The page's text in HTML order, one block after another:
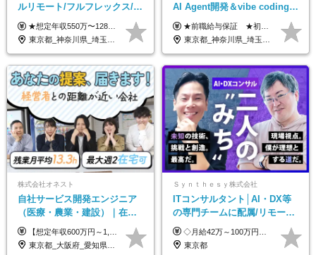
ルリモート/フルフレックス/残
業基本なし/全国からの応募
OK/特別休暇あり
★想定年収550万〜1289万円 ■契約社員 月給45.8万〜71.6万円 ★想定年収688万〜1611万円 ■正社員 月給57.3万〜89.5万円 ※給与は経験・スキルを考慮の上、決定します。 ※試用期間3ヶ月（その間の給与・待遇に差異はありません）期間は短縮の可能性あり ※残業代は別途全額支給します 【★評価について★】 弊社では、1〜7の7段階からなる等級制を導入しています。 【★昇給の仕組み★】 等級が1段階上がるごとに、基本給の25％に相当する額が昇給されます。 評価は年2回実施されるため、年に2回の昇給チャンスがあります。 頑張りが正当に評価される、透明性の高い制度です。
東京都_神奈川県_埼玉県_千葉県_大阪府_愛知県_北海道_青森県_岩手県_宮城県_秋田県_山形県_福島県_茨城県_栃木県_群馬県_新潟県_山梨県_長野県_富山県_石川県_福井県_静岡県_岐阜県_三重県_兵庫県_京都府_滋賀県_奈良県_和歌山県_広島県_岡山県_鳥取県_島根県_山口県_徳島県_香川県_愛媛県_高知県_福岡県_熊本県_佐賀県_長崎県_大分県_宮崎県_鹿児島県_沖縄県
AI Agent開発＆vibe coding｜
AIエンジニアチームをリード
★前職給与保証 ★初年度年収700～800万円も可能 月給50万円～90万円＋賞与年2回＋各種手当 ◎スキルや経験などを考慮。前職から給与アップをお約束します！ ◎上記月給には固定残業代30時間分(95000円～)を含みます。超過した場合は追加支給します ◎試用期間は6ヵ月あり。その間の給与・待遇に差異はありません
東京都_神奈川県_埼玉県_千葉県_大阪府_愛知県_北海道_青森県_岩手県_宮城県_秋田県_山形県_福島県_茨城県_栃木県_群馬県_新潟県_山梨県_長野県_富山県_石川県_福井県_静岡県_岐阜県_三重県_兵庫県_京都府_滋賀県_奈良県_和歌山県_広島県_岡山県_鳥取県_島根県_山口県_徳島県_香川県_愛媛県_高知県_福岡県_熊本県_佐賀県_長崎県_大分県_宮崎県_鹿児島県_沖縄県
株式会社オネスト
自社サービス開発エンジニア
（医療・農業・建設）｜在宅
あり｜残業月平均13.3h｜年収
1000万可｜賞与年2回
【想定年収600万円～1,300万円】 ★賞与年2回＋勤務地手当＋残業手当（年平均残業時間にて算出）を含む ※基本給＋勤務地手当＋役職手当 ※勤務地手当：結婚の有無に関係なく、物価などの違いを考慮して全社員に支給されます 月給40万円～89万円 ＜各種手当＞ ■勤務地手当（東京2万円／月、大阪1万円／月、名古屋5000円／月） ■通勤手当（月額5万円まで） ■扶養手当（6,000円／扶養親族一人） ■役職手当（8,000円～15万円） ※残業代は1分単位で全額支給します ※経験やスキルを考慮し、当社規定により給与を決定します ※執行役員は年俸制となる場合があります
東京都_大阪府_愛知県_福岡県
Ｓｙｎｔｈｅｓｙ株式会社
ITコンサルタント│AI・DX等
の専門チームに配属/リモート
×フレックス/Big4と同水準の
給与・待遇
◇月給42万～100万円＋賞与年2回 └年収900～1600万円可能 ★☆年収例☆★ ◎37歳・元開発エンジニア └年収900万（2年後に年収150万UP実績） ◎40歳・元SierのPM └年収1400万（2年後に年収300万UP実績） ◎43歳・元コンサルタント └年収1600万（2年後に年収200万UP実績） ※経験・スキルを考慮し決定します ※試用期間3～6カ月あり（その間の待遇に差異はありません） 【固定残業代について】 なし（残業代は、実際の労働時間に応じて別途全額支給）
東京都